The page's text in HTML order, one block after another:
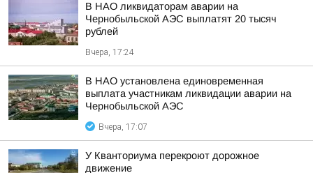
В НАО ликвидаторам аварии на
Чернобыльской АЭС выплатят 20 тысяч
рублей
Вчера, 17:24
В НАО установлена единовременная
выплата участникам ликвидации аварии на
Чернобыльской АЭС
Вчера, 17:07
У Кванториума перекроют дорожное
движение